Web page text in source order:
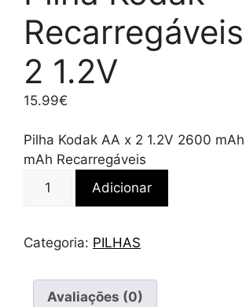
2 1.2V
15.99€
Pilha Kodak AA x 2 1.2V 2600
mAh Recarregáveis
Quantidade
Kodak
AA
Adicionar
Categoria: PILHAS
Avaliações (0)